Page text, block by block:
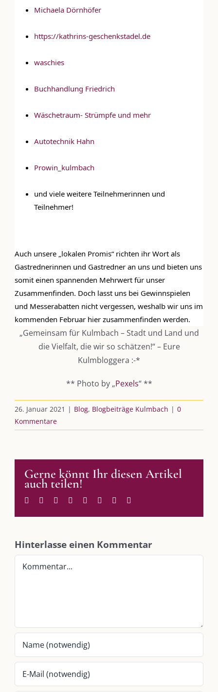
Michaela Dörnhöfer
https://kathrins-geschenkstadel.de
waschies
Buchhandlung Friedrich
Wäschetraum- Strümpfe und mehr
Autotechnik Hahn
Prowin_kulmbach
und viele weitere Teilnehmerinnen und
Teilnehmer!
Auch unsere „lokalen Promis“ richten ihr Wort als
Gastrednerinnen und Gastredner an uns und bieten uns
somit einen spannenden Mehrwert für unser
Zusammenfinden. Doch lasst uns bei Gewinnspielen
und Messerabatten nicht vergessen, weshalb wir uns im
kommenden Februar hier zusammenfinden werden.
„Gemeinsam für Kulmbach – Stadt und Land und
die Vielfalt, die wir so schätzen!“ – Eure
Kulmbloggera :-*
** Photo by „Pexels“ **
26. Januar 2021 | Blog, Blogbeiträge Kulmbach | 0
Kommentare
Gerne könnt Ihr diesen Artikel
auch teilen!
Facebook
TwitterReddit LinkedInWhatsApp
TumblrPinterest
Hinterlasse einen Kommentar
Kommentar
Podcast
Kooperationen
Leistungen – Buchungen
Immer die passende Geschenkidee – für jeden Anlass
Im Dialog mit – Jana Florence
Im Dialog mit – Nicole Putschky-Kaiser
Am einfachsten bin ich per Mail und über WhatsApp zu erreichen.
Whatsapp:0151-21182972
„Unser Kulmbach e. V.“– Der Händlerzusammenschluss der Stadt
„Stadt Kulmbach“– Offizielles Portal unserer Heimat